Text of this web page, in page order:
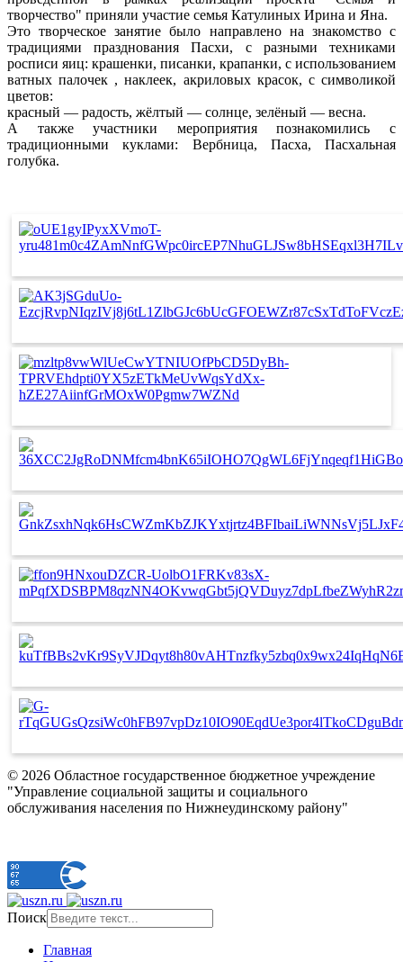
творчество" приняли участие семья Катулиных Ирина и Яна.
Это творческое занятие было направлено на знакомство с
традициями празднования Пасхи, с разными техниками
росписи яиц: крашенки, писанки, крапанки, с использованием
ватных палочек , наклеек, акриловых красок, с символикой
цветов:
красный — радость, жёлтый — солнце, зелёный — весна.
А также участники мероприятия познакомились с
традиционными куклами: Вербница, Пасха, Пасхальная
голубка.
© 2026 Областное государственное бюджетное учреждение
"Управление социальной защиты и социального
обслуживания населения по Нижнеудинскому району"
Поиск
Главная